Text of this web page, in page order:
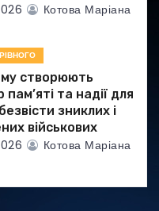
Котова Маріана
створюють
пам’яті та надії для
зниклих і
військових
Котова Маріана